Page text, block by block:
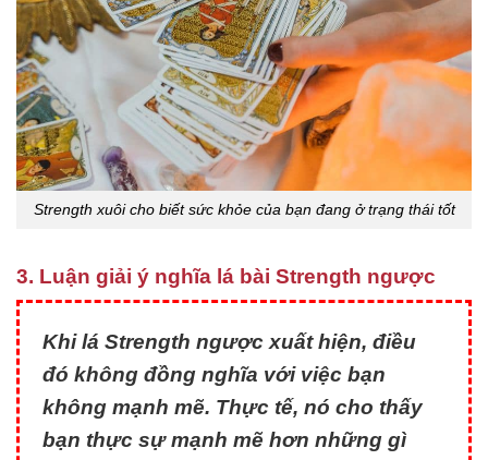
Strength xuôi cho biết sức khỏe của bạn đang ở trạng thái tốt
3. Luận giải ý nghĩa lá bài Strength ngược
Khi lá Strength ngược xuất hiện, điều
đó không đồng nghĩa với việc bạn
không mạnh mẽ. Thực tế, nó cho thấy
bạn thực sự mạnh mẽ hơn những gì